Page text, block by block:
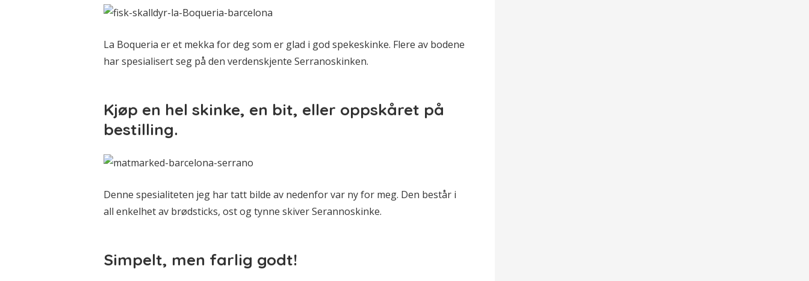
La Boqueria er et mekka for deg som er glad i god spekeskinke. Flere av bodene
har spesialisert seg på den verdenskjente Serranoskinken.
Kjøp en hel skinke, en bit, eller oppskåret på
bestilling.
Denne spesialiteten jeg har tatt bilde av nedenfor var ny for meg. Den består i
all enkelhet av brødsticks, ost og tynne skiver Serannoskinke.
Simpelt, men farlig godt!